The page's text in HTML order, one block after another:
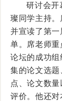
研讨会开
璨同学主持。
并宣读了第
单。席老师
论坛的成功
集的论文选
点、论文数
评价。他还